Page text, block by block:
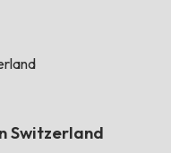
Switzerland